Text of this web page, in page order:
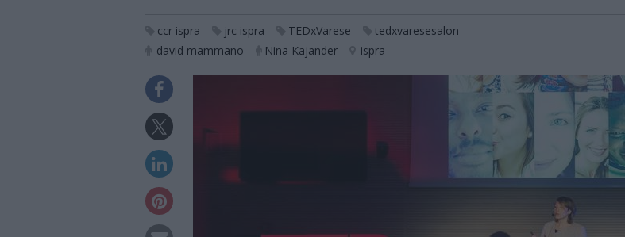
ccr ispra jrc ispra TEDxVarese
tedxvaresesalon
david mammano
Nina Kajander ispra